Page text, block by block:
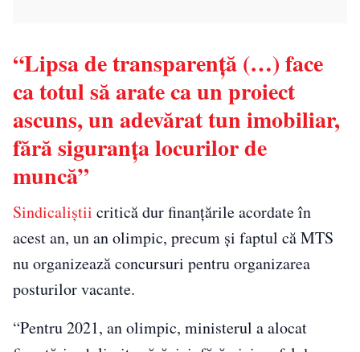
“Lipsa de transparenţă (…) face
ca totul să arate ca un proiect
ascuns, un adevărat tun imobiliar,
fără siguranţa locurilor de
muncă”
Sindicaliştii critică dur finanţările acordate în
acest an, un an olimpic, precum şi faptul că MTS
nu organizează concursuri pentru organizarea
posturilor vacante.
“Pentru 2021, an olimpic, ministerul a alocat